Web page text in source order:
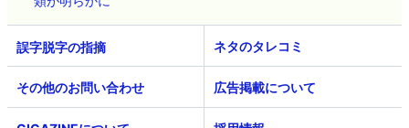
ネタのタレコミ
その他のお問い合わせ 広告掲載について